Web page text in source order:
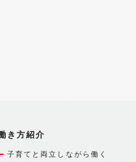
き方紹介
子育てと両立しながら働く